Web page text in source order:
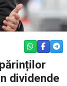
WHATSAPP
dividende